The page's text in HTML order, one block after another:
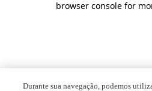
browser console for
Durante sua navegação, podemos